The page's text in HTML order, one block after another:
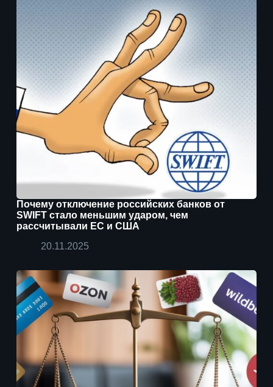
Почему отключение российских банков от
SWIFT стало меньшим ударом, чем
рассчитывали ЕС и США
20.11.2025